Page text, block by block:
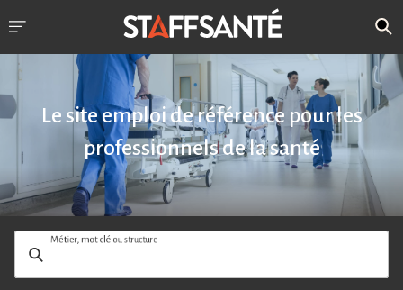
Le site emploi de référence pour les
professionnels de la santé
Métier, mot clé ou structure